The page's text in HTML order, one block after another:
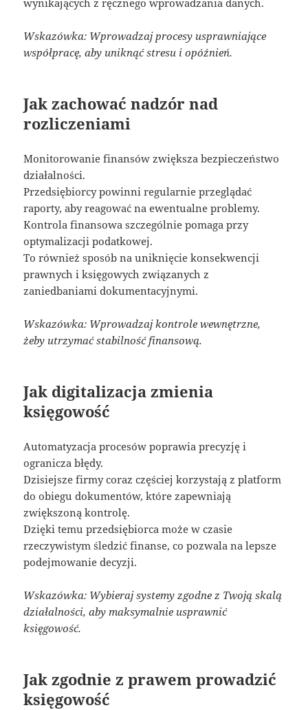
Wskazówka: Wprowadzaj procesy usprawniające
współpracę, aby uniknąć stresu i opóźnień.
Jak zachować nadzór nad
rozliczeniami
Monitorowanie finansów zwiększa bezpieczeństwo
działalności.
Przedsiębiorcy powinni regularnie przeglądać
raporty, aby reagować na ewentualne problemy.
Kontrola finansowa szczególnie pomaga przy
optymalizacji podatkowej.
To również sposób na uniknięcie konsekwencji
prawnych i księgowych związanych z
zaniedbaniami dokumentacyjnymi.
Wskazówka: Wprowadzaj kontrole wewnętrzne,
żeby utrzymać stabilność finansową.
Jak digitalizacja zmienia
księgowość
Automatyzacja procesów poprawia precyzję i
ogranicza błędy.
Dzisiejsze firmy coraz częściej korzystają z platform
do obiegu dokumentów, które zapewniają
zwiększoną kontrolę.
Dzięki temu przedsiębiorca może w czasie
rzeczywistym śledzić finanse, co pozwala na lepsze
podejmowanie decyzji.
Wskazówka: Wybieraj systemy zgodne z Twoją skalą
działalności, aby maksymalnie usprawnić
księgowość.
Jak zgodnie z prawem prowadzić
księgowość